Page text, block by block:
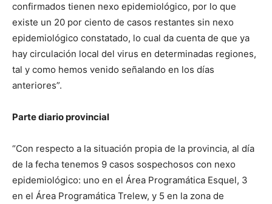
confirmados tienen nexo epidemiológico, por lo que
existe un 20 por ciento de casos restantes sin nexo
epidemiológico constatado, lo cual da cuenta de que ya
hay circulación local del virus en determinadas regiones,
tal y como hemos venido señalando en los días
anteriores”.
Parte diario provincial
“Con respecto a la situación propia de la provincia, al día
de la fecha tenemos 9 casos sospechosos con nexo
epidemiológico: uno en el Área Programática Esquel, 3
en el Área Programática Trelew, y 5 en la zona de